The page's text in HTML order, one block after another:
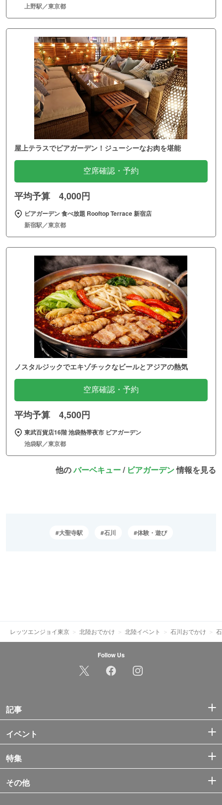
上野駅／東京都
屋上テラスでビアガーデン！ジューシーなお肉を堪能
空席確認・予約
平均予算 4,000円
ビアガーデン 食べ放題 Rooftop Terrace 新宿店
新宿駅／東京都
ノスタルジックでエキゾチックなビールとアジアの熱気
空席確認・予約
平均予算 4,500円
東武百貨店16階 池袋熱帯夜市 ビアガーデン
池袋駅／東京都
他のバーベキュー/ ビアガーデン情報を見る
大聖寺駅 石川 体験・遊び
レッツエンジョイ東京 北陸おでかけ 北陸イベント 石川おでかけ
Follow Us
記事
イベント
特集
その他